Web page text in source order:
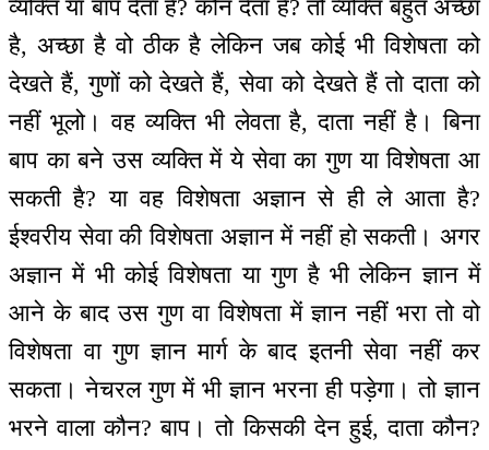
व्यक्ति या बाप देता है? कौन देता है? तो व्यक्ति बहुत अच्छा
है, अच्छा है वो ठीक है लेकिन जब कोई भी विशेषता को
देखते हैं, गुणों को देखते हैं, सेवा को देखते हैं तो दाता को
नहीं भूलो। वह व्यक्ति भी लेवता है, दाता नहीं है। बिना
बाप का बने उस व्यक्ति में ये सेवा का गुण या विशेषता आ
सकती है? या वह विशेषता अज्ञान से ही ले आता है?
ईश्वरीय सेवा की विशेषता अज्ञान में नहीं हो सकती। अगर
अज्ञान में भी कोई विशेषता या गुण है भी लेकिन ज्ञान में
आने के बाद उस गुण वा विशेषता में ज्ञान नहीं भरा तो वो
विशेषता वा गुण ज्ञान मार्ग के बाद इतनी सेवा नहीं कर
सकता। नेचरल गुण में भी ज्ञान भरना ही पड़ेगा। तो ज्ञान
भरने वाला कौन? बाप। तो किसकी देन हुई, दाता कौन?